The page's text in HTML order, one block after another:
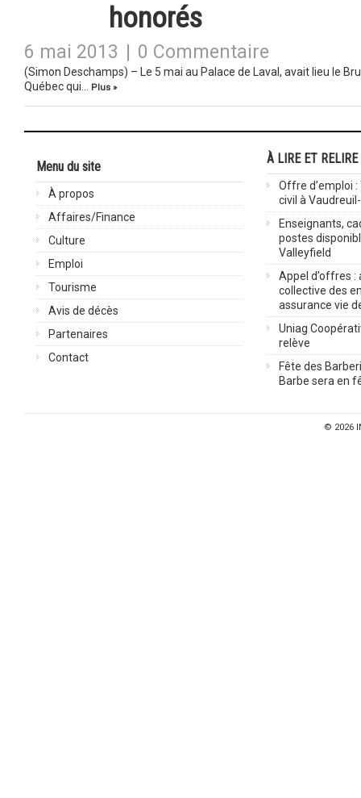
honorés
6 mai 2013 0 Commentaire
(Simon Deschamps) – Le 5 mai au Palace de Laval, avait lieu le
Québec qui…
Plus »
Menu du site
À propos
Affaires/Finance
Culture
Emploi
Tourisme
Avis de décès
Partenaires
Contact
À LIRE ET RELIRE
Offre d’emploi
civil à
Enseignants,
postes
Valleyfield
Appel d’offres :
collective des
assurance vie
Uniag
relève
Fête des
Barbe sera en
© 2026